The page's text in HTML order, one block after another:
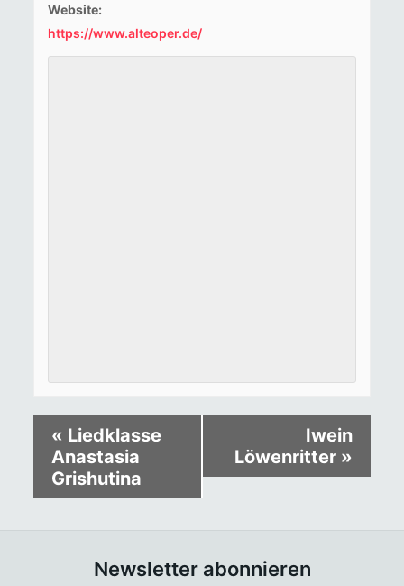
Website:
https://www.alteoper.de/
« Liedklasse
Anastasia
Grishutina
Iwein
Löwenritter »
Newsletter abonnieren